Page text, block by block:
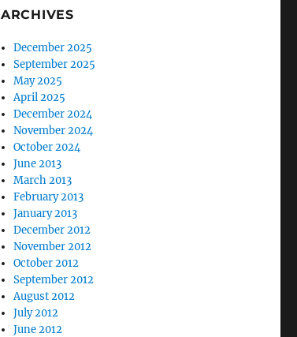
ARCHIVES
December 2025
September 2025
May 2025
April 2025
December 2024
November 2024
October 2024
June 2013
March 2013
February 2013
January 2013
December 2012
November 2012
October 2012
September 2012
August 2012
July 2012
June 2012